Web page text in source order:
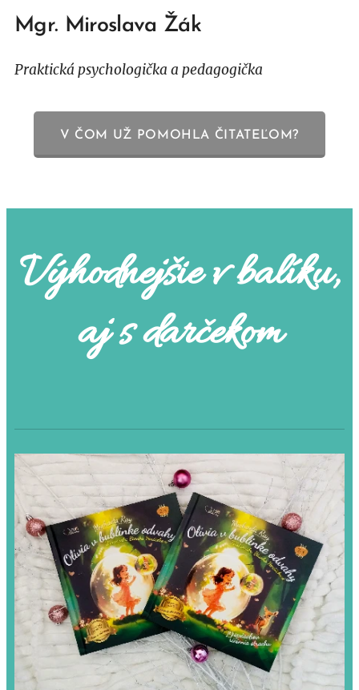
Mgr. Miroslava Žák
Praktická psychologička a pedagogička
V ČOM UŽ POMOHLA ČITATEĽOM?
Výhodnejšie v balíku,
aj s darčekom